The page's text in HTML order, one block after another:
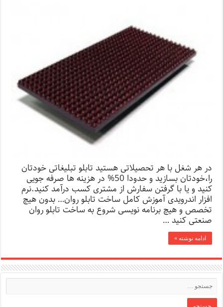
در هر شغل با هر تحصیلاتی هستید تابلو تبلیغاتی خودتان
را،خودتان بسازید و حدودا 50% در هزینه ها صرفه جویی
کنید و یا با گرفتن سفارش از مشتری کسب درآمد کنید.نرم
افزار اندرویدی آموزش کامل ساخت تابلو روان… بدون هیچ
تخصص و هیچ برنامه نویسی شروع به ساخت تابلو روان
صنعتی کنید …
ادامه نوشته »